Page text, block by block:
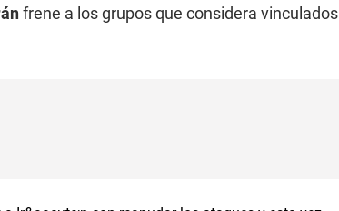
frene a los grupos que considera vinculados